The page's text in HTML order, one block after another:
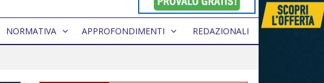
NORMATIVA APPROFONDIMENTI REDAZIONALI